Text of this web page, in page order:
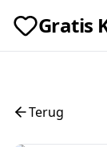
Gratis
Terug